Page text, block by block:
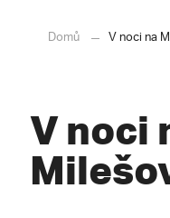
Domů V noci na
V noci